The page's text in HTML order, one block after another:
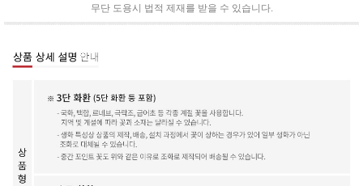
무단 도용시 법적 제재를 받을 수 있습니다.